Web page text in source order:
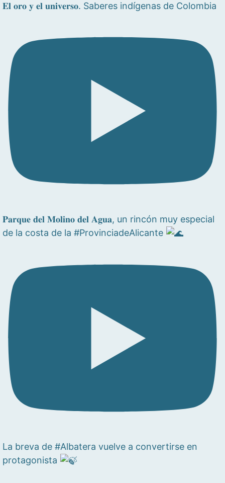
𝐄𝐥 𝐨𝐫𝐨 𝐲 𝐞𝐥 𝐮𝐧𝐢𝐯𝐞𝐫𝐬𝐨. Saberes indígenas de Colombia
𝐏𝐚𝐫𝐪𝐮𝐞 𝐝𝐞𝐥 𝐌𝐨𝐥𝐢𝐧𝐨 𝐝𝐞𝐥 𝐀𝐠𝐮𝐚, un rincón muy especial
de la costa de la #ProvinciadeAlicante
La breva de #Albatera vuelve a convertirse en
protagonista